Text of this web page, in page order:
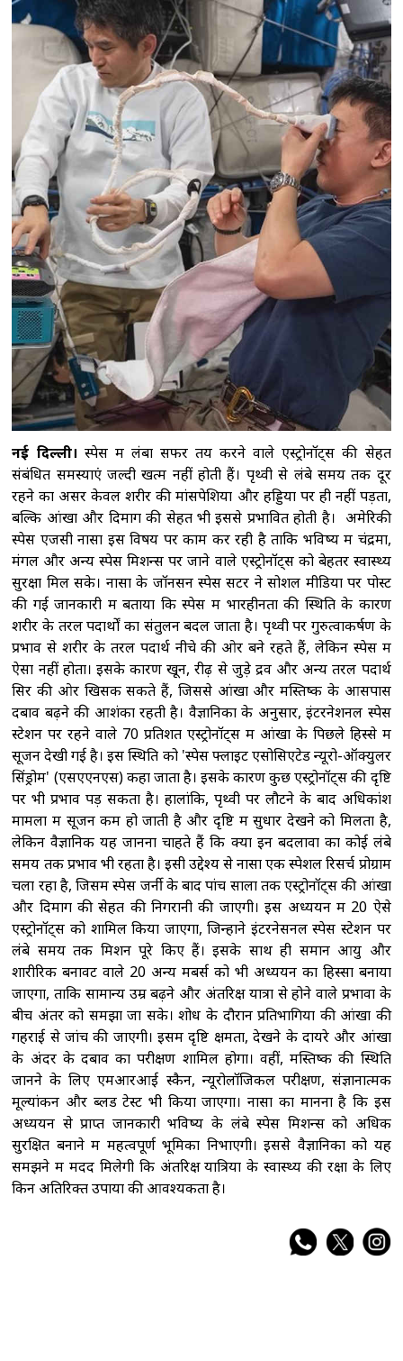
का आरोप-पुलिस के सामने हुआ सब कुछ
मध्य
प्रदेश: धार के पास भीषण सड़क हादसा, गुजरात के छह
युवकों की मौत
भारत की अंतरिक्ष अर्थव्यवस्था
अगले कुछ सालों में 40-45 अरब अमेरिकी डॉलर तक
पहुंचने का अनुमानः डॉ. जितेंद्र सिंह
नेपाल में फिर
मानसून सक्रिय, कई जगह भारी बारिश, बर्फबारी की
संभावना
नई दिल्ली। स्पेस में लंबा सफर तय करने वाले एस्ट्रोनॉट्स की सेहत
संबंधित समस्याएं जल्दी खत्म नहीं होती हैं। पृथ्वी से लंबे समय तक दूर
रहने का असर केवल शरीर की मांसपेशियों और हड्डियों पर ही नहीं पड़ता,
बल्कि आंखों और दिमाग की सेहत भी इससे प्रभावित होती है। अमेरिकी
स्पेस एजेंसी नासा इस विषय पर काम कर रही है ताकि भविष्य में चंद्रमा,
मंगल और अन्य स्पेस मिशन्स पर जाने वाले एस्ट्रोनॉट्स को बेहतर स्वास्थ्य
सुरक्षा मिल सके। नासा के जॉनसन स्पेस सेंटर ने सोशल मीडिया पर पोस्ट
की गई जानकारी में बताया कि स्पेस में भारहीनता की स्थिति के कारण
शरीर के तरल पदार्थों का संतुलन बदल जाता है। पृथ्वी पर गुरुत्वाकर्षण के
प्रभाव से शरीर के तरल पदार्थ नीचे की ओर बने रहते हैं, लेकिन स्पेस में
ऐसा नहीं होता। इसके कारण खून, रीढ़ से जुड़े द्रव और अन्य तरल पदार्थ
सिर की ओर खिसक सकते हैं, जिससे आंखों और मस्तिष्क के आसपास
दबाव बढ़ने की आशंका रहती है। वैज्ञानिकों के अनुसार, इंटरनेशनल स्पेस
स्टेशन पर रहने वाले 70 प्रतिशत एस्ट्रोनॉट्स में आंखों के पिछले हिस्से में
सूजन देखी गई है। इस स्थिति को 'स्पेस फ्लाइट एसोसिएटेड न्यूरो-ऑक्युलर
सिंड्रोम' (एसएएनएस) कहा जाता है। इसके कारण कुछ एस्ट्रोनॉट्स की दृष्टि
पर भी प्रभाव पड़ सकता है। हालांकि, पृथ्वी पर लौटने के बाद अधिकांश
मामलों में सूजन कम हो जाती है और दृष्टि में सुधार देखने को मिलता है,
लेकिन वैज्ञानिक यह जानना चाहते हैं कि क्या इन बदलावों का कोई लंबे
समय तक प्रभाव भी रहता है। इसी उद्देश्य से नासा एक स्पेशल रिसर्च प्रोग्राम
चला रहा है, जिसमें स्पेस जर्नी के बाद पांच सालों तक एस्ट्रोनॉट्स की आंखों
और दिमाग की सेहत की निगरानी की जाएगी। इस अध्ययन में 20 ऐसे
एस्ट्रोनॉट्स को शामिल किया जाएगा, जिन्होंने इंटरनेसनल स्पेस स्टेशन पर
लंबे समय तक मिशन पूरे किए हैं। इसके साथ ही समान आयु और
शारीरिक बनावट वाले 20 अन्य मेंबर्स को भी अध्ययन का हिस्सा बनाया
जाएगा, ताकि सामान्य उम्र बढ़ने और अंतरिक्ष यात्रा से होने वाले प्रभावों के
बीच अंतर को समझा जा सके। शोध के दौरान प्रतिभागियों की आंखों की
गहराई से जांच की जाएगी। इसमें दृष्टि क्षमता, देखने के दायरे और आंखों
के अंदर के दबाव का परीक्षण शामिल होगा। वहीं, मस्तिष्क की स्थिति
जानने के लिए एमआरआई स्कैन, न्यूरोलॉजिकल परीक्षण, संज्ञानात्मक
मूल्यांकन और ब्लड टेस्ट भी किया जाएगा। नासा का मानना है कि इस
अध्ययन से प्राप्त जानकारी भविष्य के लंबे स्पेस मिशन्स को अधिक
सुरक्षित बनाने में महत्वपूर्ण भूमिका निभाएगी। इससे वैज्ञानिकों को यह
समझने में मदद मिलेगी कि अंतरिक्ष यात्रियों के स्वास्थ्य की रक्षा के लिए
किन अतिरिक्त उपायों की आवश्यकता है।